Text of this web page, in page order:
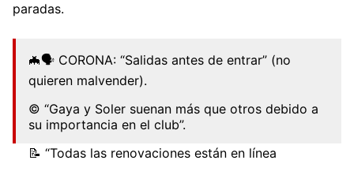
paradas.
🦇🗣️ CORONA: “Salidas antes de entrar” (no
quieren malvender).
©️ “Gaya y Soler suenan más que otros debido a
su importancia en el club”.
📝 “Todas las renovaciones están en línea